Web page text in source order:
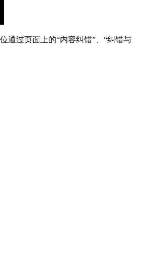
通过页面上的“内容纠错”、“纠错与